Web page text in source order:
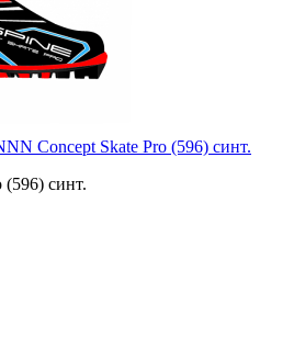
Concept Skate Pro (596) синт.
(596) синт.